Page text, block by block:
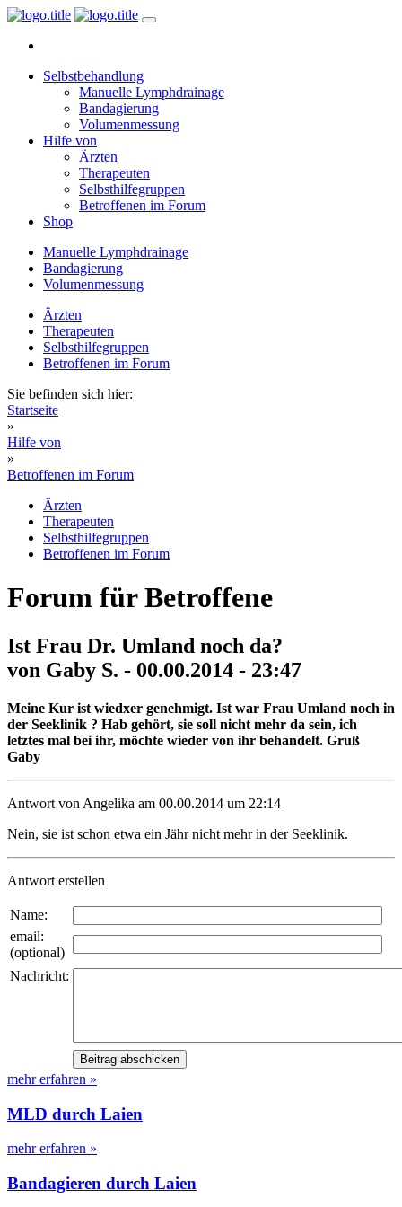
Selbstbehandlung
Manuelle Lymphdrainage
Bandagierung
Volumenmessung
Hilfe von
Ärzten
Therapeuten
Selbsthilfegruppen
Betroffenen im Forum
Shop
Manuelle Lymphdrainage
Bandagierung
Volumenmessung
Ärzten
Therapeuten
Selbsthilfegruppen
Betroffenen im Forum
Sie befinden sich hier:
Startseite
»
Hilfe von
»
Betroffenen im Forum
Ärzten
Therapeuten
Selbsthilfegruppen
Betroffenen im Forum
Forum für Betroffene
Ist Frau Dr. Umland noch da?
von Gaby S. - 00.00.2014 - 23:47
Meine Kur ist wiedxer genehmigt. Ist war Frau Umland noch in
der Seeklinik ? Hab gehört, sie soll nicht mehr da sein, ich
letztes mal bei ihr, möchte wieder von ihr behandelt. Gruß
Gaby
Antwort von Angelika am 00.00.2014 um 22:14
Nein, sie ist schon etwa ein Jähr nicht mehr in der Seeklinik.
Antwort erstellen
Name:
email:
(optional)
Nachricht:
mehr erfahren »
MLD durch Laien
mehr erfahren »
Bandagieren durch Laien